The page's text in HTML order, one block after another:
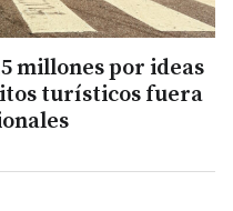
millones por ideas
turísticos fuera